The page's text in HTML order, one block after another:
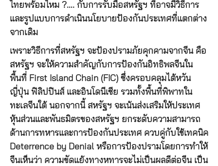
ไทยพร้อมไหม ?…. กับการรับมือสหรัฐฯ ที่อาจมีวิธีการ
และรูปแบบการดำเนินนโยบายป้องกันประเทศที่แตกต่าง
จากเดิม
เพราะวิธีการที่สหรัฐฯ จะป้องปรามภัยคุกคามจากจีน คือ
สหรัฐฯ จะให้ความสำคัญกับการป้องกันอิทธิพลจีนใน
พื้นที่ First Island Chain (FIC) ซึ่งครอบคลุมไต้หวัน
ญี่ปุ่น ฟิลิปปินส์ และอินโดนีเซีย รวมทั้งพื้นที่พิพาทใน
ทะเลจีนใต้ นอกจากนี้ สหรัฐฯ จะเน้นส่งเสริมให้ประเทศ
หุ้นส่วนและพันธมิตรของสหรัฐฯ ยกระดับความสามารถ
ด้านการทหารและการป้องกันประเทศ ควบคู่กับใช้เทคนิค
Deterrence by Denial หรือการป้องปรามโดยการทำให้
จีนเห็นว่า ความขัดแย้งทางหทารจะไม่เป็นผลดีต่อจีน เป็น